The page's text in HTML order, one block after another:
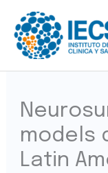
contenido
models
Latin